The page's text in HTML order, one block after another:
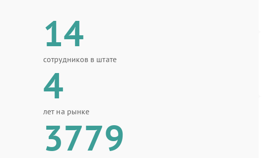
14
сотрудников в штате
4
лет на рынке
3779